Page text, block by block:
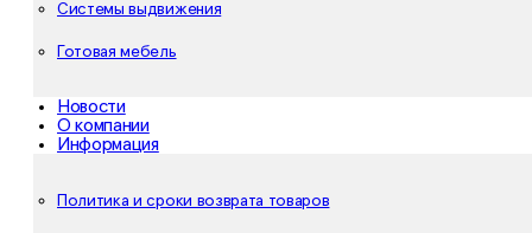
Системы выдвижения
Готовая мебель
Новости
О компании
Информация
Политика и сроки возврата товаров